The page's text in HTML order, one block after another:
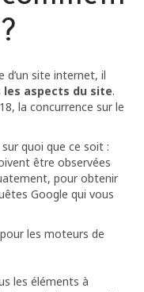
d’un site internet, il
les aspects du site.
la concurrence sur le
quoi que ce soit :
être observées
pour obtenir
Google qui vous
pour les moteurs de
les éléments à